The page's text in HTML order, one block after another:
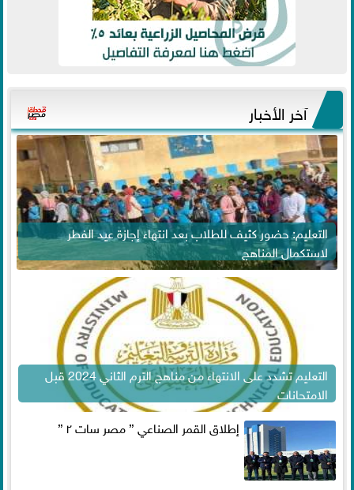
آخر الأخبار
التعليم: حضور كثيف للطلاب بعد انتهاء إجازة عيد الفطر
لاستكمال المناهج
التعليم تشدد على الانتهاء من مناهج الترم الثاني 2024 قبل
الامتحانات
إطلاق القمر الصناعي ” مصر سات ٢ ”